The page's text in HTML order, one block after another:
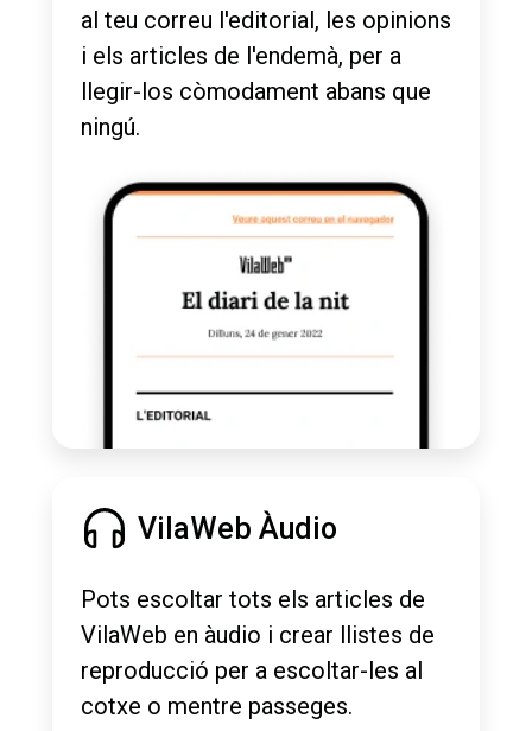
al teu correu l'editorial, les opinions
i els articles de l'endemà, per a
llegir-los còmodament abans que
ningú.
VilaWeb Àudio
Pots escoltar tots els articles de
VilaWeb en àudio i crear llistes de
reproducció per a escoltar-les al
cotxe o mentre passeges.